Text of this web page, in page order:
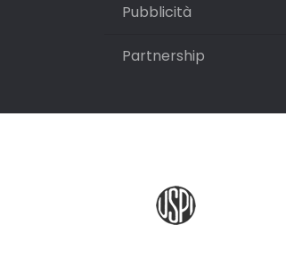
Pubblicità
Partnership